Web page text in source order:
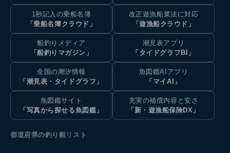
1秒記入の乗船名簿
「乗船名簿クラウド」
改正遊漁船業法に対応
「遊漁船クラウド」
船釣りメディア
「船釣りマガジン」
潮見表アプリ
「タイドグラフBI」
全国の潮汐情報
「潮見表・タイドグラフ」
魚図鑑AIアプリ
「マイAI」
魚図鑑サイト
「写真から探せる魚図鑑」
充実の補償内容と安さ
「新・遊漁船保険DX」
都道府県の釣り船リスト